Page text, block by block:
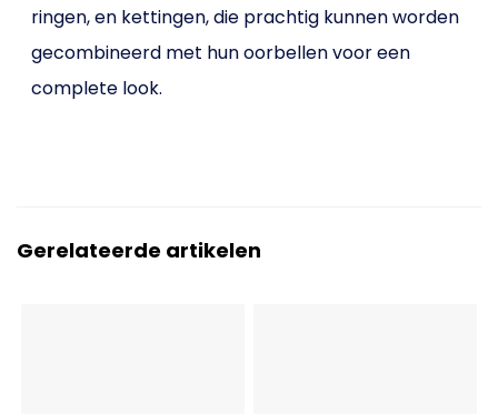
ringen, en kettingen, die prachtig kunnen worden
gecombineerd met hun oorbellen voor een
complete look.
Gerelateerde artikelen